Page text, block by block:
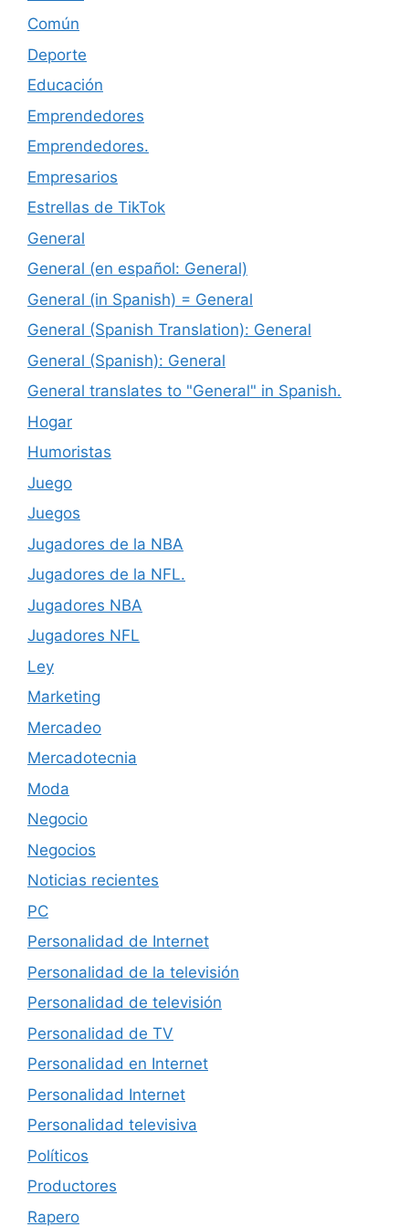
Común
Deporte
Educación
Emprendedores
Emprendedores.
Empresarios
Estrellas de TikTok
General
General (en español: General)
General (in Spanish) = General
General (Spanish Translation): General
General (Spanish): General
General translates to "General" in Spanish.
Hogar
Humoristas
Juego
Juegos
Jugadores de la NBA
Jugadores de la NFL.
Jugadores NBA
Jugadores NFL
Ley
Marketing
Mercadeo
Mercadotecnia
Moda
Negocio
Negocios
Noticias recientes
PC
Personalidad de Internet
Personalidad de la televisión
Personalidad de televisión
Personalidad de TV
Personalidad en Internet
Personalidad Internet
Personalidad televisiva
Políticos
Productores
Rapero